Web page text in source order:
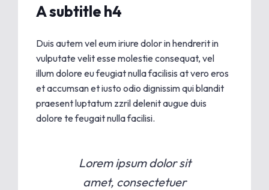
A subtitle h4
Duis autem vel eum iriure dolor in hendrerit in
vulputate velit esse molestie consequat, vel
illum dolore eu feugiat nulla facilisis at vero eros
et accumsan et iusto odio dignissim qui blandit
praesent luptatum zzril delenit augue duis
dolore te feugait nulla facilisi.
Lorem ipsum dolor sit
amet, consectetuer